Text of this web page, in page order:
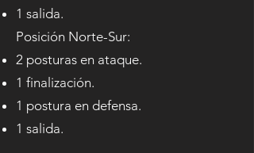
1 salida.​​
Posición Norte-Sur:
2 posturas en ataque.
1 finalización.
1 postura en defensa.
1 salida.​​